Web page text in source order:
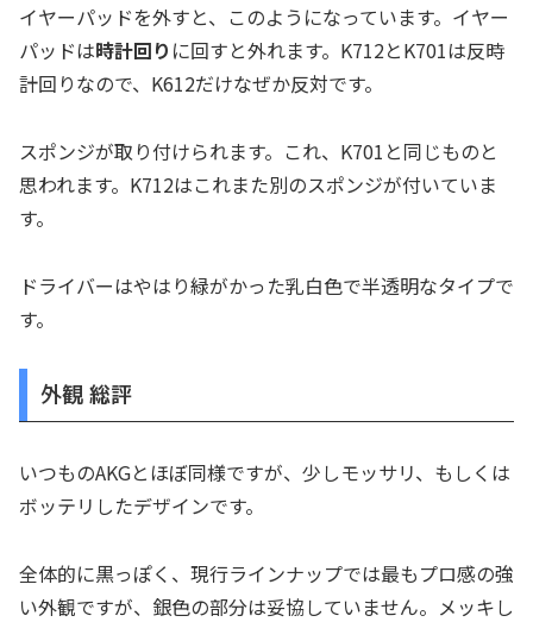
イヤーパッドを外すと、このようになっています。イヤー
パッドは時計回り に回すと外れます。K712とK701は反時
計回りなので、K612だけなぜか反対です。
スポンジが取り付けられます。これ、K701と同じものと
思われます。K712はこれまた別のスポンジが付いていま
す。
ドライバーはやはり緑がかった乳白色で半透明なタイプで
す。
外観 総評
いつものAKGとほぼ同様ですが、少しモッサリ、もしくは
ボッテリしたデザインです。
全体的に黒っぽく、現行ラインナップでは最もプロ感の強
い外観ですが、銀色の部分は妥協していません。メッキし